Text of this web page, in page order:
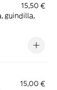
15,50 €
guindilla,
15,00 €